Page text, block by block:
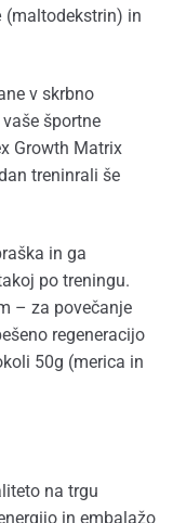
(maltodekstrin) in
v skrbno
športne
Growth Matrix
treninrali še
in ga
po treningu.
– za povečanje
regeneracijo
50g (merica in
na trgu
in embalažo